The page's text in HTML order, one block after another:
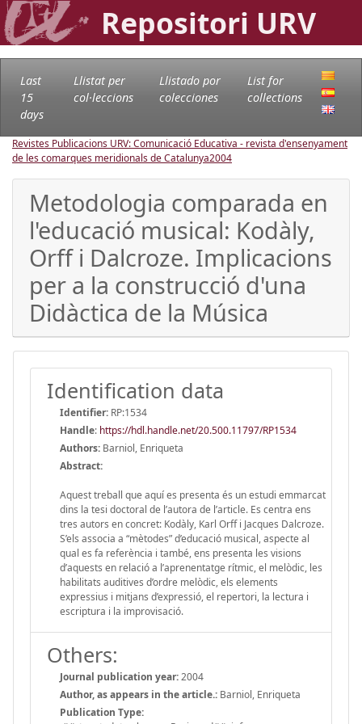
Repositori URV
Last
15
days
Llistat per
col·leccions
Llistado por
colecciones
List for
collections
Revistes Publicacions URV: Comunicació Educativa - revista d'ensenyament
de les comarques meridionals de Catalunya2004
Metodologia comparada en
l'educació musical: Kodàly,
Orff i Dalcroze. Implicacions
per a la construcció d'una
Didàctica de la Música
Identification data
Identifier: RP:1534
Handle: https://hdl.handle.net/20.500.11797/RP1534
Authors: Barniol, Enriqueta
Abstract:
Aquest treball que aquí es presenta és un estudi emmarcat
dins la tesi doctoral de l’autora de l’article. Es centra ens
tres autors en concret: Kodàly, Karl Orff i Jacques Dalcroze.
S’els associa a “mètodes” d’educació musical, aspecte al
qual es fa referència i també, ens presenta les visions
d’aquests en relació a l’aprenentatge rítmic, el melòdic, les
habilitats auditives d’ordre melòdic, els elements
expressius i mitjans d’expressió, el repertori, la lectura i
escriptura i la improvisació.
Others:
Journal publication year:2004
Author, as appears in the article.: Barniol, Enriqueta
Publication Type: